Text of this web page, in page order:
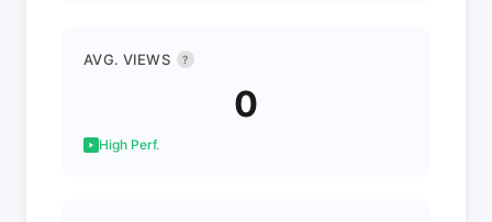
AVG. VIEWS ?
0
High Perf.